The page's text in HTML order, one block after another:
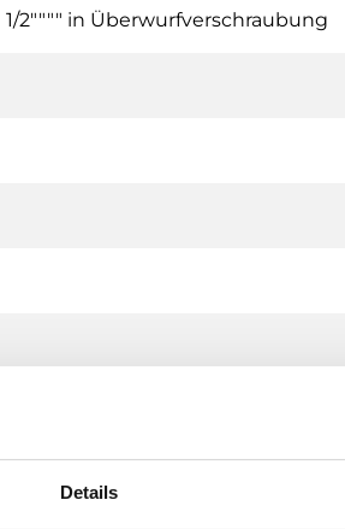
Details
1/2"""" in Überwurfverschraubung